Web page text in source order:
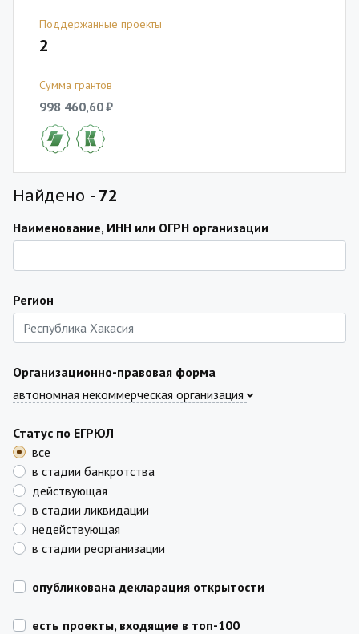
Поддержанные проекты
2
Сумма грантов
998 460,60 ₽
Найдено - 72
Наименование, ИНН или ОГРН организации
Регион
Организационно-правовая форма
автономная некоммерческая организация
Статус по ЕГРЮЛ
все
в стадии банкротства
действующая
в стадии ликвидации
недействующая
в стадии реорганизации
опубликована декларация открытости
есть проекты, входящие в топ-100